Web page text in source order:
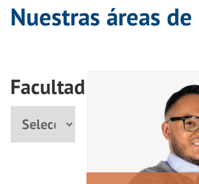
Nuestras áreas
Facultad